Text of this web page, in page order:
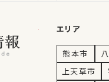
熊本おでかけ情
エリア
熊本市
上天草市